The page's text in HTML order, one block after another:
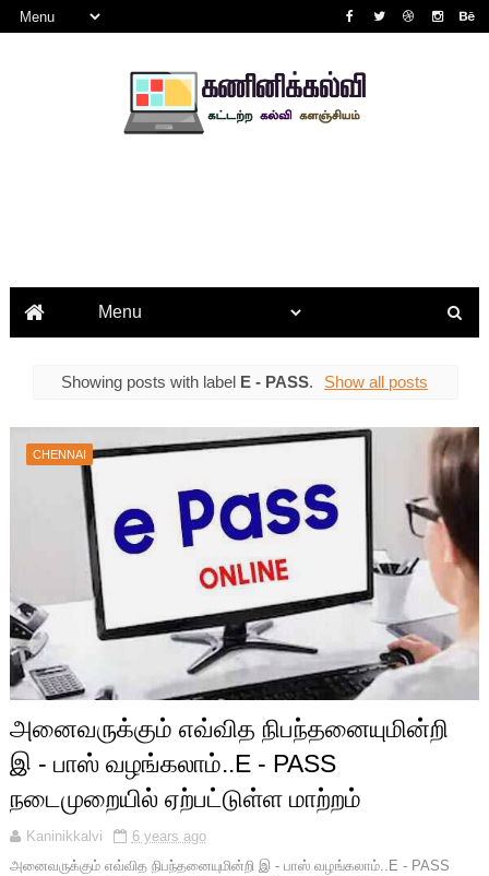
Showing posts with label E - PASS. Show all posts
CHENNAI
அனைவருக்கும் எவ்வித நிபந்தனையுமின்றி
இ - பாஸ் வழங்கலாம்..E - PASS
நடைமுறையில் ஏற்பட்டுள்ள மாற்றம்
Kaninikkalvi
6 years ago
அனைவருக்கும் எவ்வித நிபந்தனையுமின்றி இ - பாஸ் வழங்கலாம்..E - PASS